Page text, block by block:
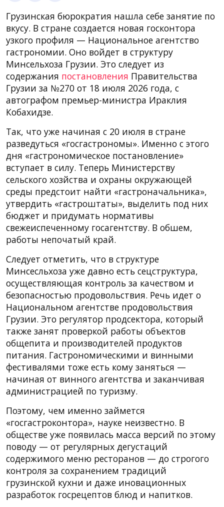
Грузинская бюрократия нашла себе занятие по
вкусу. В стране создается новая госконтора
узкого профиля — Национальное агентство
гастрономии. Оно войдет в структуру
Минсельхоза Грузии. Это следует из
содержания постановления Правительства
Грузии за №270 от 18 июля 2026 года, с
автографом премьер-министра Ираклия
Кобахидзе.
Так, что уже начиная с 20 июля в стране
разведуться «госгастрономы». Именно с этого
дня «гастрономическое постановление»
вступает в силу. Теперь Министерству
сельского хозйства и охраны окружающей
среды предстоит найти «гастроначальника»,
утвердить «гастроштаты», выделить под них
бюджет и придумать нормативы
свежеиспеченному госагентству. В обшем,
работы непочатый край.
Следует отметить, что в структуре
Минсесльхоза уже давно есть сецструктура,
осуществляющая контроль за качеством и
безопасностью продовольствия. Речь идет о
Национальном агентстве продовольствия
Грузии. Это регулятор продсектора, который
также занят проверкой работы объектов
общепита и производителей продуктов
питания. Гастрономическими и винными
фестивалями тоже есть кому заняться —
начиная от винного агентства и заканчивая
администрацией по туризму.
Поэтому, чем именно займется
«госгастроконтора», науке неизвестно. В
обществе уже появилась масса версий по этому
поводу — от регулярных дегустаций
содержимого меню ресторанов — до строгого
контроля за сохранением традиций
грузинской кухни и даже иновационных
разработок госрецептов блюд и напитков.